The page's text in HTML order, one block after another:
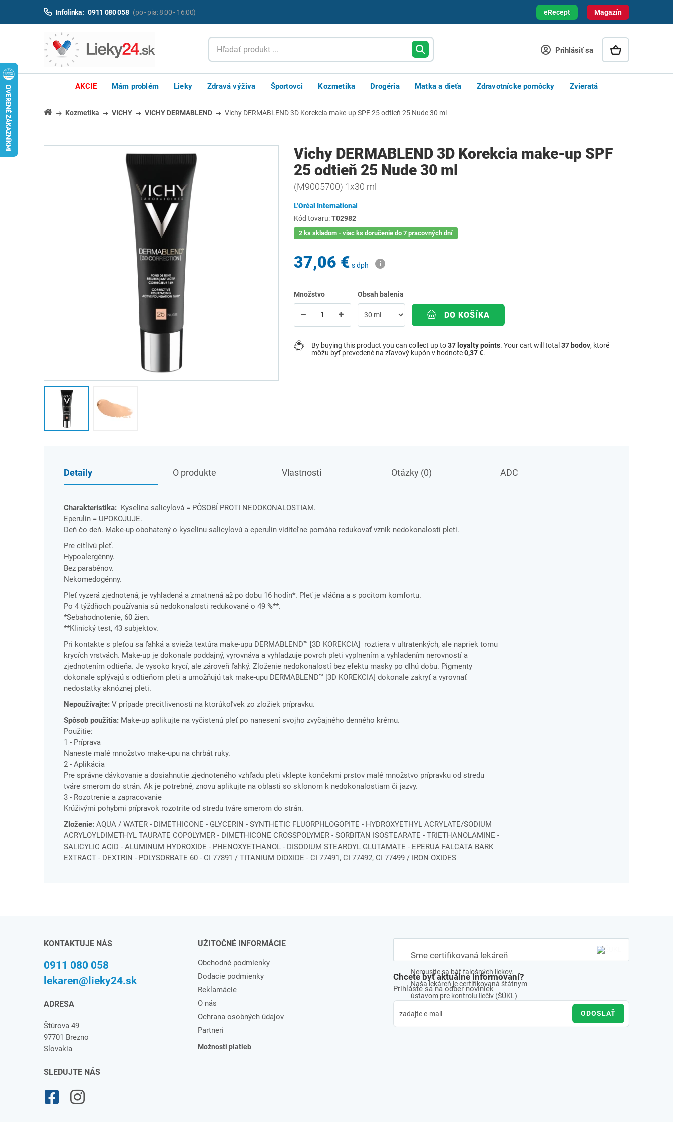
Magazín
Infolinka: 0911 080 058 (po - pia: 8:00 - 16:00) eRecept
Prihlásiť sa
AKCIE Mám problém Lieky Zdravá výživa Športovci Kozmetika Drogéria Matka a dieťa Zdravotnícke pomôcky Zvieratá
Kozmetika VICHY VICHY DERMABLEND Vichy DERMABLEND 3D Korekcia make-up SPF 25 odtieň 25 Nude 30 ml
Vichy DERMABLEND 3D Korekcia make-up SPF
25 odtieň 25 Nude 30 ml
(M9005700) 1x30 ml
L’Oréal International
Kód tovaru:T02982
2 ks skladom - viac ks doručenie do 7 pracovných dní
37,06 € s dph
Množstvo Obsah balenia
DO KOŠÍKA
By buying this product you can collect up to37 loyalty points. Your cart will total 37 bodov, ktoré
môžu byť prevedené na zľavový kupón v hodnote0,37 €.
Detaily O produkte Vlastnosti Otázky (0) ADC
Charakteristika: Kyselina salicylová = PÔSOBÍ PROTI NEDOKONALOSTIAM.
Eperulín = UPOKOJUJE.
Deň čo deň. Make-up obohatený o kyselinu salicylovú a eperulín viditeľne pomáha redukovať vznik nedokonalostí pleti.
Pre citlivú pleť.
Hypoalergénny.
Bez parabénov.
Nekomedogénny.
Pleť vyzerá zjednotená, je vyhladená a zmatnená až po dobu 16 hodín*. Pleť je vláčna a s pocitom komfortu.
Po 4 týždňoch používania sú nedokonalosti redukované o 49 %**.
*Sebahodnotenie, 60 žien.
**Klinický test, 43 subjektov.
Pri kontakte s pleťou sa ľahká a svieža textúra make-upu DERMABLEND™ [3D KOREKCIA] roztiera v ultratenkých, ale napriek tomu
krycích vrstvách. Make-up je dokonale poddajný, vyrovnáva a vyhladzuje povrch pleti vyplnením a vyhladením nerovností a
zjednotením odtieňa. Je vysoko krycí, ale zároveň ľahký. Zloženie nedokonalostí bez efektu masky po dlhú dobu. Pigmenty
dokonale splývajú s odtieňom pleti a umožňujú tak make-upu DERMABLEND™ [3D KOREKCIA] dokonale zakryť a vyrovnať
nedostatky aknóznej pleti.
Nepoužívajte: V prípade precitlivenosti na ktorúkoľvek zo zložiek prípravku.
Spôsob použitia: Make-up aplikujte na vyčistenú pleť po nanesení svojho zvyčajného denného krému.
Použitie:
1 - Príprava
Naneste malé množstvo make-upu na chrbát ruky.
2 - Aplikácia
Pre správne dávkovanie a dosiahnutie zjednoteného vzhľadu pleti vklepte končekmi prstov malé množstvo prípravku od stredu
tváre smerom do strán. Ak je potrebné, znovu aplikujte na oblasti so sklonom k nedokonalostiam či jazvy.
3 - Rozotrenie a zapracovanie
Krúživými pohybmi prípravok rozotrite od stredu tváre smerom do strán.
Zloženie: AQUA / WATER - DIMETHICONE - GLYCERIN - SYNTHETIC FLUORPHLOGOPITE - HYDROXYETHYL ACRYLATE/SODIUM
ACRYLOYLDIMETHYL TAURATE COPOLYMER - DIMETHICONE CROSSPOLYMER - SORBITAN ISOSTEARATE - TRIETHANOLAMINE -
SALICYLIC ACID - ALUMINUM HYDROXIDE - PHENOXYETHANOL - DISODIUM STEAROYL GLUTAMATE - EPERUA FALCATA BARK
EXTRACT - DEXTRIN - POLYSORBATE 60 - CI 77891 / TITANIUM DIOXIDE - CI 77491, CI 77492, CI 77499 / IRON OXIDES
Sme certifikovaná lekáreň
Nemusíte sa báť falošných liekov.
Naša lekáreň je certifikovaná štátnym
ústavom pre kontrolu liečiv (ŠÚKL)
KONTAKTUJE NÁS
0911 080 058
lekaren@lieky24.sk
ADRESA
Štúrova 49
97701 Brezno
Slovakia
SLEDUJTE NÁS
UŽITOČNÉ INFORMÁCIE
Obchodné podmienky
Dodacie podmienky
Reklamácie
O nás
Ochrana osobných údajov
Partneri
Možnosti platieb
Chcete byť aktuálne informovaní?
Prihláste sa na odber noviniek
ODOSLAŤ